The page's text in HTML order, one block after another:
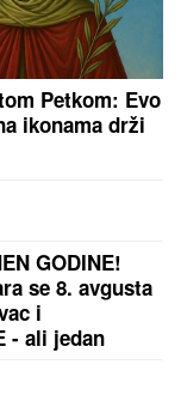
igra": Oglasila
ne zna gde je!